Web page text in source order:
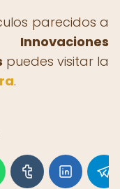
parecidos a
puedes visitar la
.